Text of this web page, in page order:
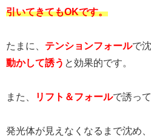
引いてきてもOKです。
たまに、 テンションフォールで
動かして誘う と効果的です。
また、 リフト＆フォールで誘っ
発光体が見えなくなるまで沈め